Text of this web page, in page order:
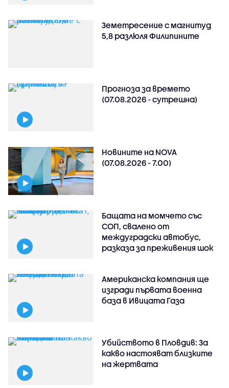
Земетресение с магнитуд
5,8 разлюля Филипините
Прогноза за времето
(07.08.2026 - сутрешна)
Новините на NOVA
(07.08.2026 - 7.00)
Бащата на момчето със
СОП, свалено от
междуградски автобус,
разказа за преживения шок
Американска компания ще
изгради първата военна
база в Ивицата Газа
Убийството в Пловдив: За
какво настояват близките
на жертвата